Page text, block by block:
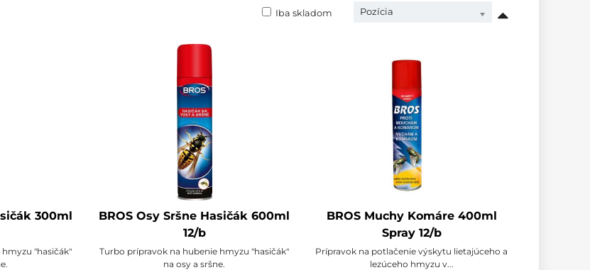
Pozícia
Iba skladom
300ml
"hasičák"
BROS Osy Sršne Hasičák 600ml
12/b
Turbo prípravok na hubenie hmyzu "hasičák"
na osy a sršne.
BROS Muchy Komáre 400ml
Spray 12/b
Prípravok na potlačenie výskytu lietajúceho a
lezúceho hmyzu v...